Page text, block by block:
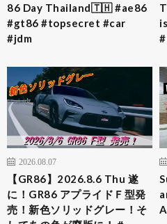
86 Day Thailand🇹🇭 #ae86
#gt86 #topsecret #car
#jdm
2026.08.07
【GR86】2026.8.6 Thu 遂
に！GR86 アプライドＦ型発
売！新色ソリッドグレー！そ